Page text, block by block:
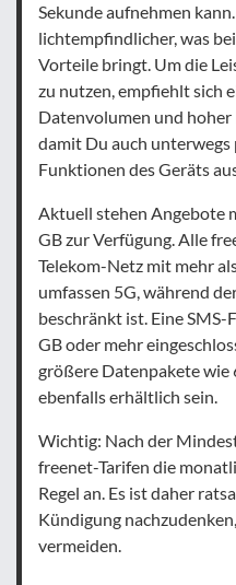
Sekunde aufnehmen
lichtempfindlicher, was
Vorteile bringt. Um die
zu nutzen, empfiehlt sich
Datenvolumen und
damit Du auch
Funktionen des Geräts
Aktuell stehen Angebote
GB zur Verfügung. Alle
Telekom-Netz mit mehr
umfassen 5G, während
beschränkt ist. Eine
GB oder mehr
größere Datenpakete wie
ebenfalls erhältlich sein.
Wichtig: Nach der
freenet-Tarifen die
Regel an. Es ist daher
Kündigung
vermeiden.